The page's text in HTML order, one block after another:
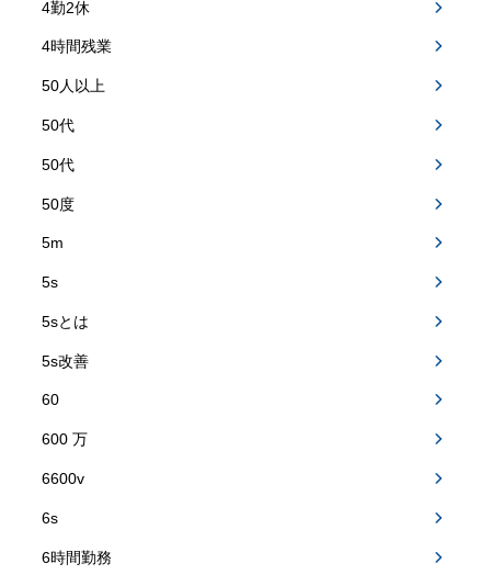
4勤2休
4時間残業
50人以上
50代
50代
50度
5m
5s
5sとは
5s改善
60
600 万
6600v
6s
6時間勤務